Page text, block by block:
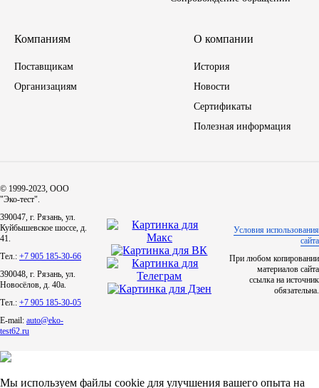
Автоаксессуары
Материалы для ремонта
АКБ
Лампы
Компаниям
Поставщикам
Организациям
О компании
История
Новости
Сертификаты
Полезная информация
© 1999-2023, ООО
"Эко-тест".
390047, г. Рязань, ул.
Куйбышевское шоссе, д.
41.
Тел.: +7 905 185-30-66
390048, г. Рязань, ул.
Новосёлов, д. 40а.
Тел.: +7 905 185-30-05
E-mail: auto@eko-
test62.ru
Условия использования
сайта
При любом копировании
материалов сайта
ссылка на источник
обязательна.
Мы используем файлы cookie для улучшения вашего опыта на